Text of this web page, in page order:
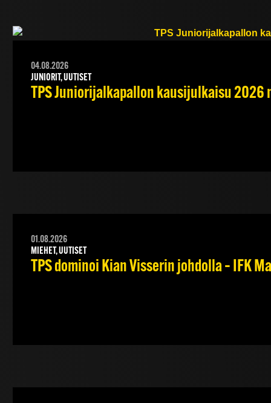
04.08.2026
JUNIORIT, UUTISET
TPS Juniorijalkapallon kausijulkaisu 2026
01.08.2026
MIEHET, UUTISET
TPS dominoi Kian Visserin johdolla – IFK